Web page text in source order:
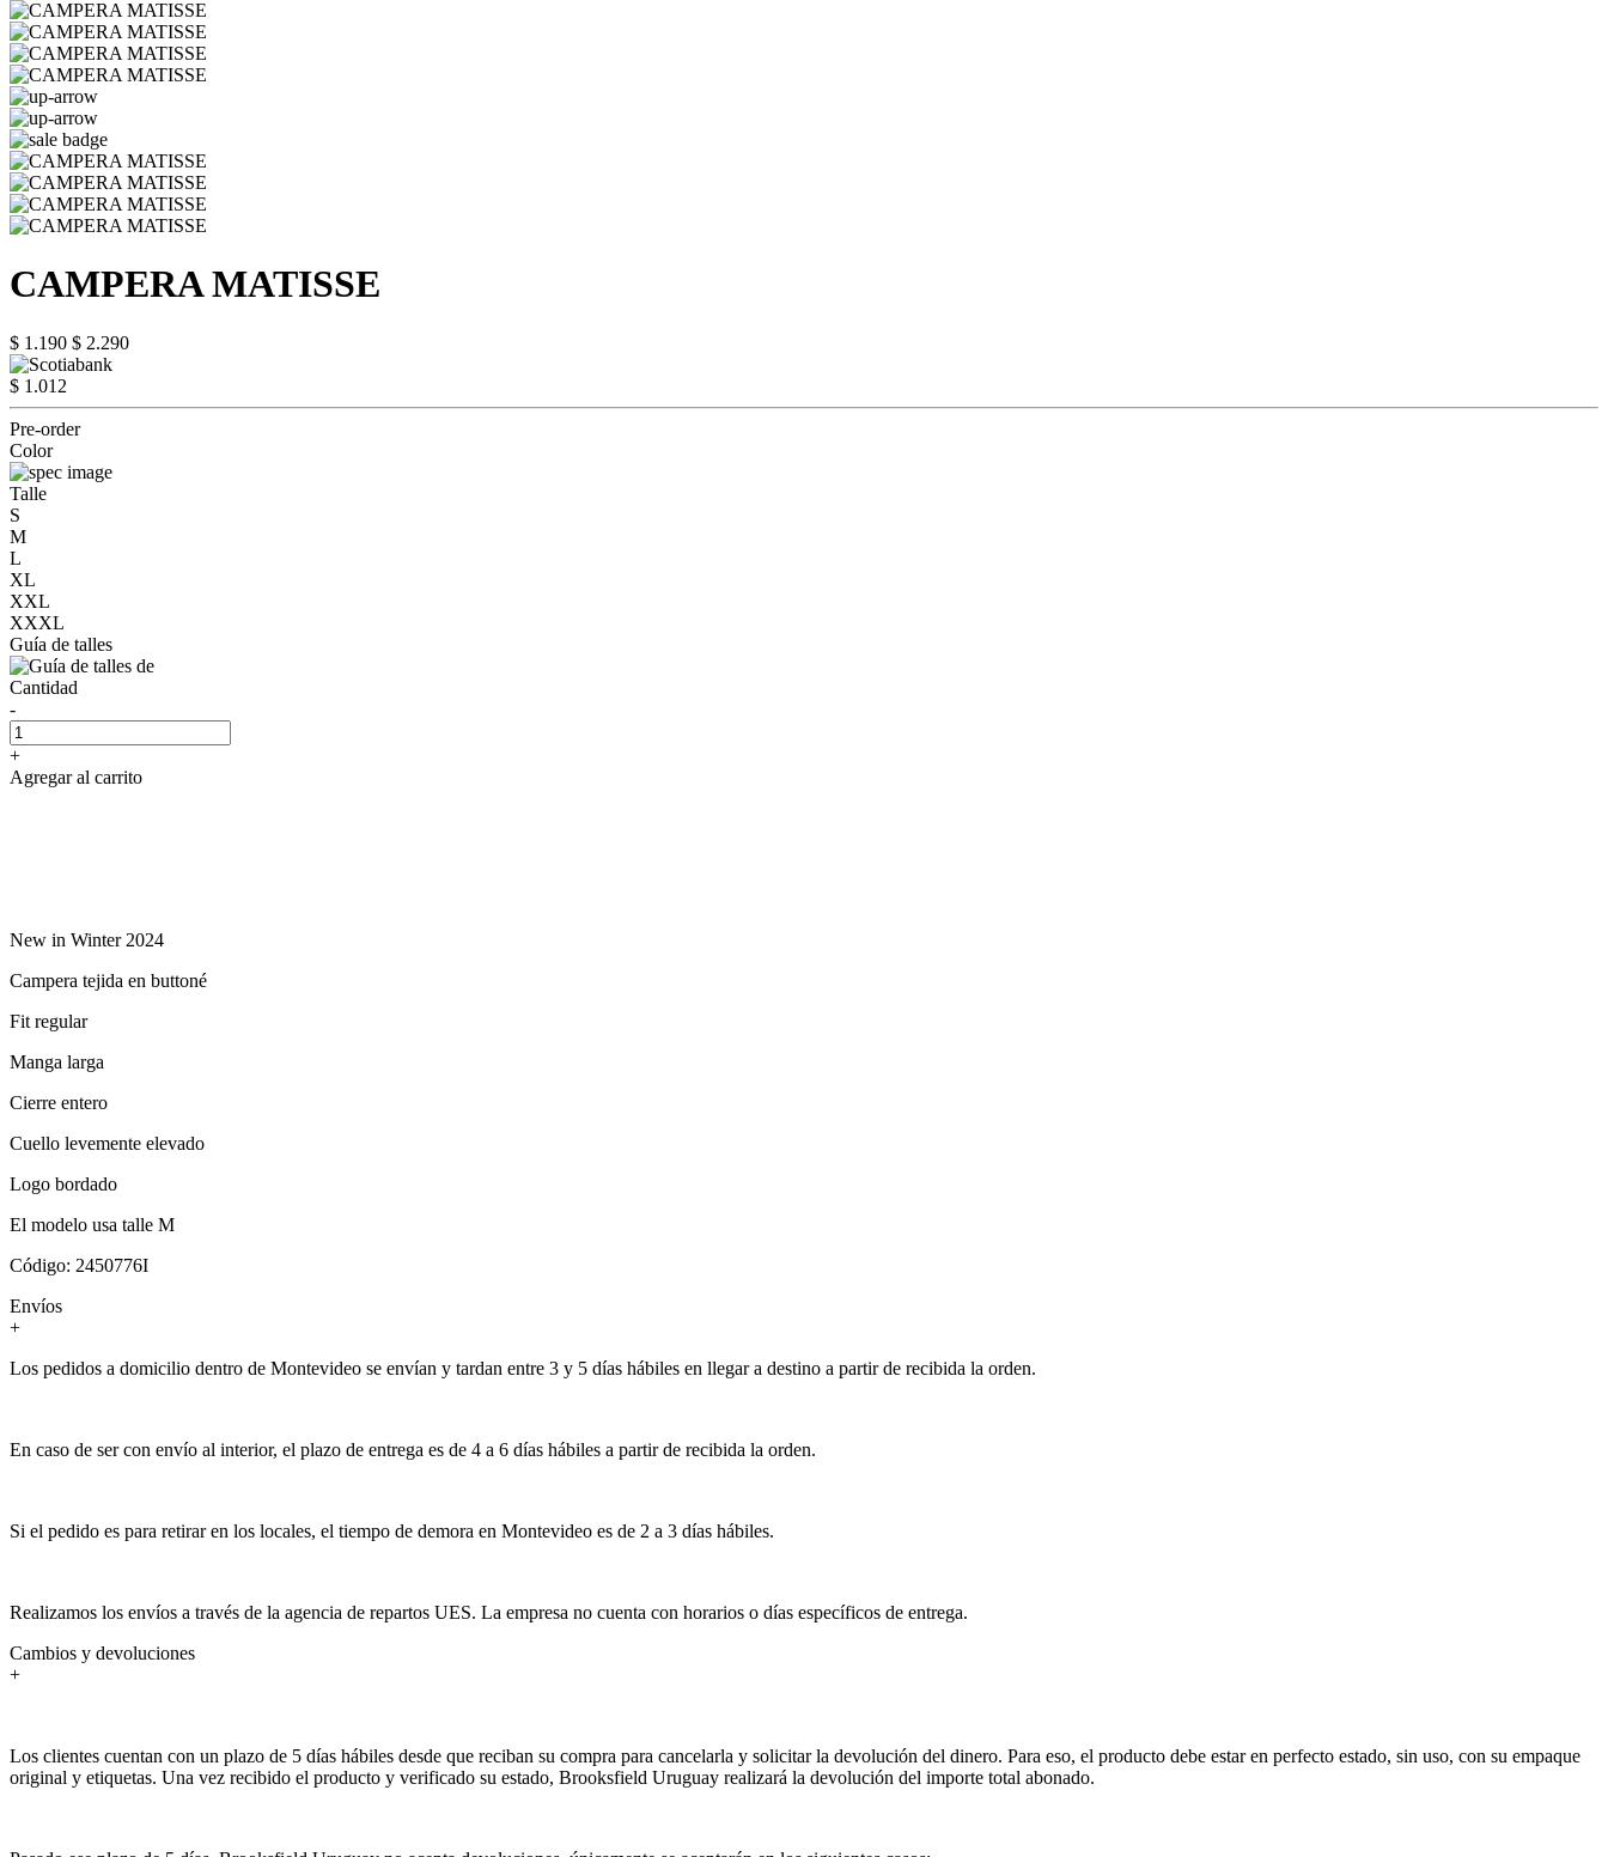
CAMPERA MATISSE
$ 1.190 $ 2.290
$ 1.012
Pre-order
Color
Talle
S
M
L
XL
XXL
XXXL
Guía de talles
Cantidad
-
+
Agregar al carrito
New in Winter 2024
Campera tejida en buttoné
Fit regular
Manga larga
Cierre entero
Cuello levemente elevado
Logo bordado
El modelo usa talle M
Código: 2450776I
Envíos
+
Los pedidos a domicilio dentro de Montevideo se envían y tardan entre 3 y 5 días hábiles en llegar a destino a partir de recibida la orden.
En caso de ser con envío al interior, el plazo de entrega es de 4 a 6 días hábiles a partir de recibida la orden.
Si el pedido es para retirar en los locales, el tiempo de demora en Montevideo es de 2 a 3 días hábiles.
Realizamos los envíos a través de la agencia de repartos UES. La empresa no cuenta con horarios o días específicos de entrega.
Cambios y devoluciones
+
Los clientes cuentan con un plazo de 5 días hábiles desde que reciban su compra para cancelarla y solicitar la devolución del dinero. Para eso, el producto debe estar en perfecto estado, sin uso, con su empaque
original y etiquetas. Una vez recibido el producto y verificado su estado, Brooksfield Uruguay realizará la devolución del importe total abonado.